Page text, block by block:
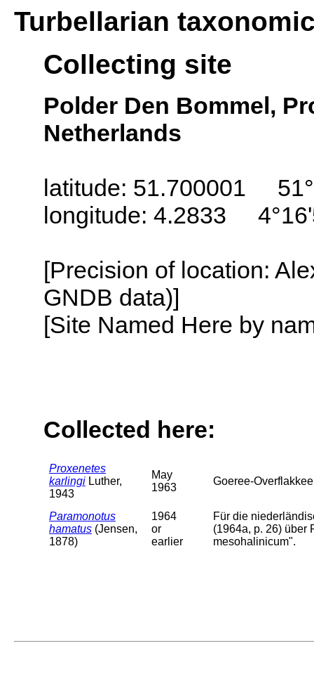
Turbellarian
Collecting site
Polder Den Bommel,
Netherlands
latitude: 51.700001
longitude: 4.2833
[Precision of location:
GNDB data)]
[Site Named Here by
Collected here:
Proxenetes
karlingi Luther,
1943
May
1963
Goeree-
Paramonotus
hamatus (Jensen,
1878)
1964
or
earlier
Für die
(1964a, p. 26) über
mesohalinicum".